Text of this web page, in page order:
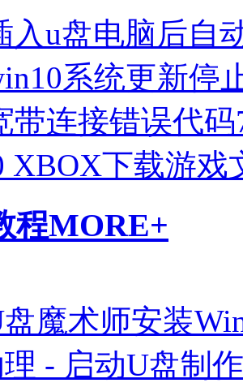
入u盘电脑后自
系统更新停
带连接错误代
XBOX下载游戏
程MORE+
魔术师安装
- 启动U盘制